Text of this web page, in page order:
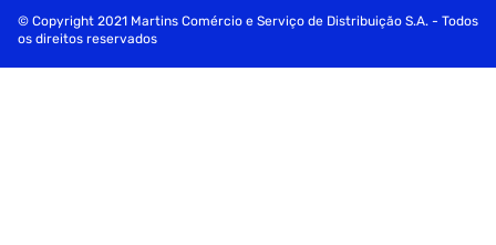
© Copyright 2021 Martins Comércio e Serviço de Distribuição S.A. - Todos
os direitos reservados